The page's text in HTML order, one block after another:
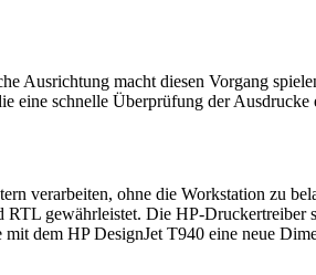
Ausrichtung macht diesen Vorgang
eine schnelle Überprüfung der Ausdrucke
verarbeiten, ohne die Workstation zu
gewährleistet. Die HP-
dem HP DesignJet T940 eine neue